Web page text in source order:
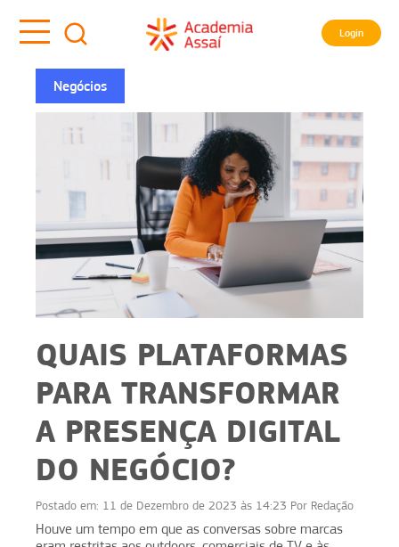
Login
Negócios
QUAIS PLATAFORMAS
PARA TRANSFORMAR
A PRESENÇA DIGITAL
DO NEGÓCIO?
Postado em: 11 de Dezembro de 2023 às 14:23 Por Redação
Houve um tempo em que as conversas sobre marcas